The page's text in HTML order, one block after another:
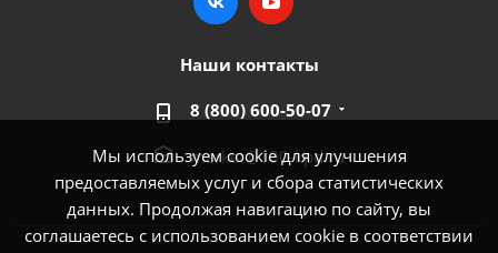
Мы используем cookie для улучшения
предоставляемых услуг и сбора статистических
данных. Продолжая навигацию по сайту, вы
соглашаетесь с использованием cookie в соответствии
Наши контакты
8 (800) 600-50-07
market@100-kpd.ru